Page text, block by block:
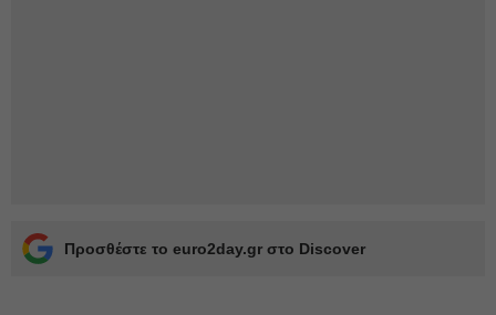
Προσθέστε το euro2day.gr στο Discover